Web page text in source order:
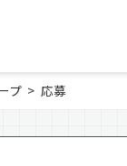
プ 応募